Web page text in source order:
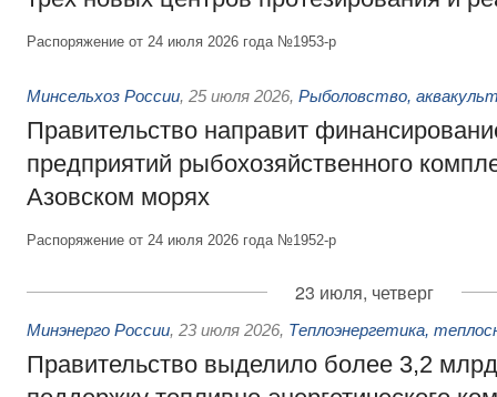
Распоряжение от 24 июля 2026 года №1953-р
Минсельхоз России, 25 июля 2026, Рыболовство,
Правительство направит
предприятий рыбохозяйственного
Азовском морях
Распоряжение от 24 июля 2026 года №1952-р
23 июля, четверг
Минэнерго России, 23 июля 2026, Теплоэнергетика,
Правительство выделило более 3,2